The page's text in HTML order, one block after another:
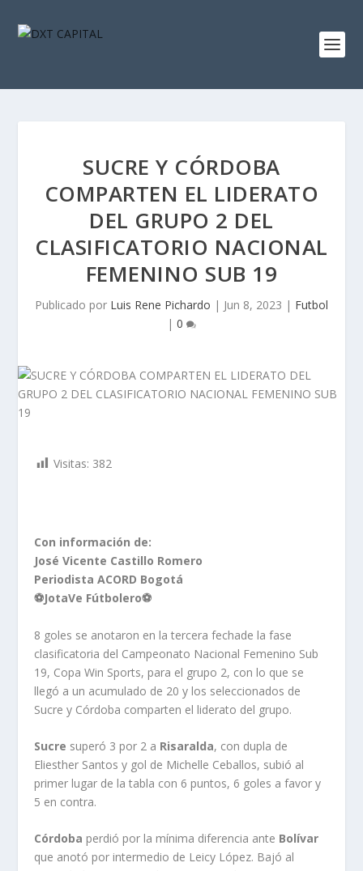
SUCRE Y CÓRDOBA
COMPARTEN EL LIDERATO
DEL GRUPO 2 DEL
CLASIFICATORIO NACIONAL
FEMENINO SUB 19
Publicado por Luis Rene Pichardo | Jun 8, 2023 | Futbol
| 0
Visitas: 382
Con información de:
José Vicente Castillo Romero
Periodista ACORD Bogotá
⚽JotaVe Fútbolero⚽
8 goles se anotaron en la tercera fechade la fase
clasificatoria del Campeonato Nacional Femenino Sub
19, Copa Win Sports, para el grupo 2, con lo que se
llegó a un acumulado de 20 y los seleccionados de
Sucre y Córdoba comparten el liderato del grupo.
Sucre superó 3 por 2 a Risaralda, con dupla de
Eliesther Santos y gol de Michelle Ceballos, subió al
primer lugar de la tabla con 6 puntos, 6 goles a favor y
5 en contra.
Córdoba perdió por la mínima diferencia ante Bolívar
que anotó por intermedio de Leicy López. Bajó al